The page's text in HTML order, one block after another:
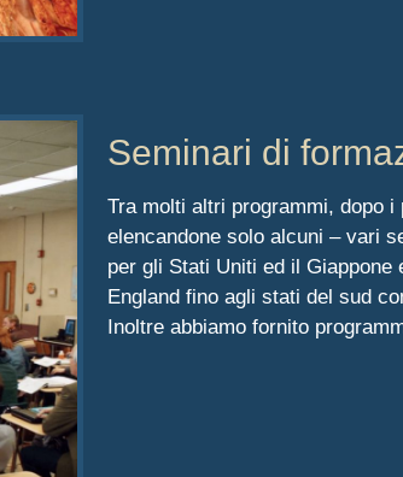
Seminari di
Tra molti altri programmi, dopo
elencandone solo alcuni – vari
per gli Stati Uniti ed il
England fino agli stati del sud
Inoltre abbiamo fornito